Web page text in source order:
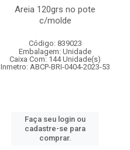
Areia 120grs no pote
c/molde
Código: 839023
Embalagem: Unidade
Caixa Com: 144 Unidade(s)
Inmetro: ABCP-BRI-0404-2023-53
Faça seu login ou
cadastre-se para
comprar.